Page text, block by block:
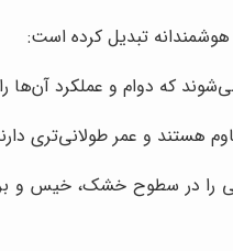
تبدیل کرده است:
می‌شوند که دوام و عملکرد
هستند و عمر طولانی‌تری
در سطوح خشک، خیس و